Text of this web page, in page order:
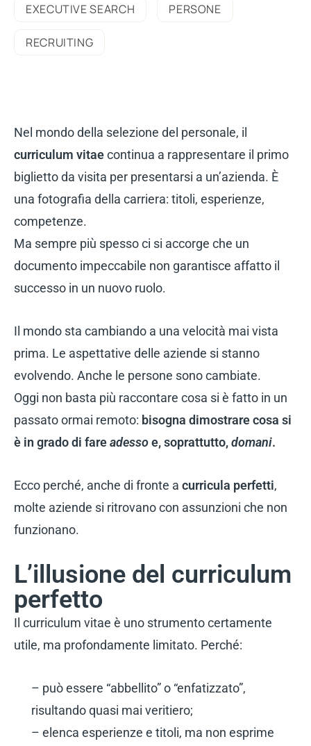
EXECUTIVE SEARCH PERSONE
RECRUITING
Nel mondo della selezione del personale, il
curriculum vitaecontinua a rappresentare il primo
biglietto da visita per presentarsi a un’azienda. È
una fotografia della carriera: titoli, esperienze,
competenze.
Ma sempre più spesso ci si accorge che un
documento impeccabile non garantisce affatto il
successo in un nuovo ruolo.
Il mondo sta cambiando a una velocità mai vista
prima. Le aspettative delle aziende si stanno
evolvendo. Anche le persone sono cambiate.
Oggi non basta più raccontare cosa si è fatto in un
passato ormai remoto: bisogna dimostrare cosa si
è in grado di fareadessoe, soprattutto,domani.
Ecco perché, anche di fronte a curricula perfetti,
molte aziende si ritrovano con assunzioni che non
funzionano.
L’illusione del curriculum
perfetto
Il curriculum vitae è uno strumento certamente
utile, ma profondamente limitato. Perché:
– può essere “abbellito” o “enfatizzato”,
risultando quasi mai veritiero;
– elenca esperienze e titoli, ma non esprime